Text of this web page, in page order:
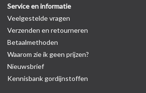
Service en informatie
Veelgestelde vragen
Verzenden en retourneren
Betaalmethoden
Waarom zie ik geen prijzen?
Nieuwsbrief
Kennisbank gordijnstoffen